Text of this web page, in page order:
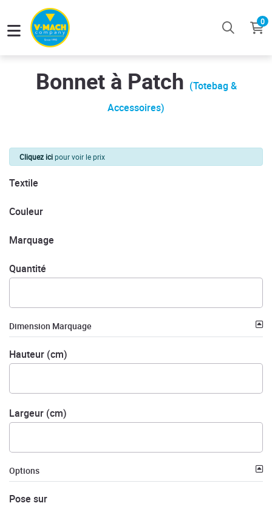
0
Bonnet à Patch (Totebag &
Accessoires)
Cliquez icipour voir le prix
Textile
Couleur
Marquage
Quantité
Dimension Marquage
Hauteur (cm)
Largeur (cm)
Options
Pose sur